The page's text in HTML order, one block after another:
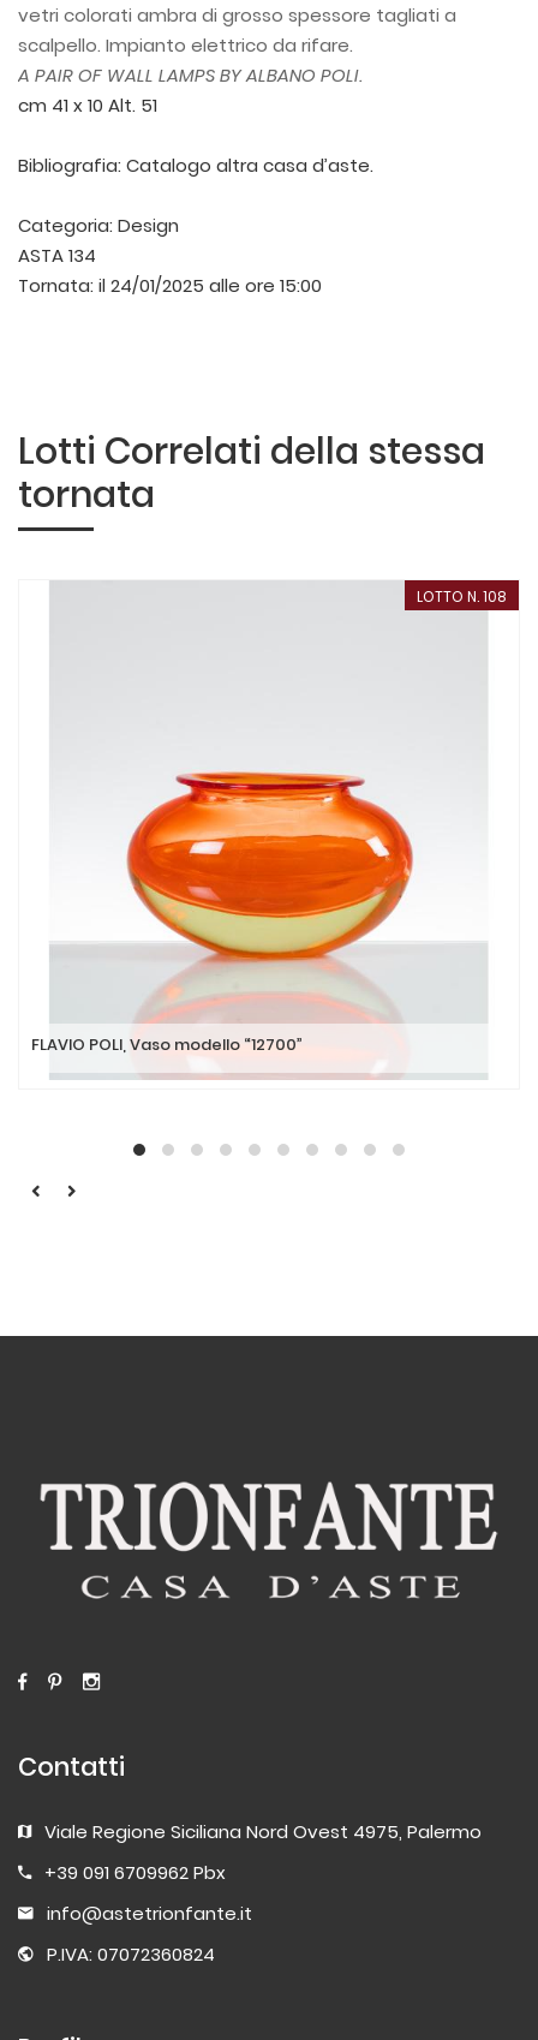
vetri colorati ambra di grosso spessore tagliati a
scalpello. Impianto elettrico da rifare.
A PAIR OF WALL LAMPS BY ALBANO POLI.
cm 41 x 10 Alt. 51
Bibliografia: Catalogo altra casa d’aste.
Categoria: Design
ASTA 134
Tornata: il 24/01/2025 alle ore 15:00
Lotti Correlati della stessa
tornata
LOTTO N. 108
FLAVIO POLI, Vaso modello “12700”
Contatti
Viale Regione Siciliana Nord Ovest 4975, Palermo
+39 091 6709962 Pbx
info@astetrionfante.it
P.IVA: 07072360824